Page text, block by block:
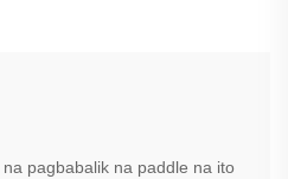
pagbabalik na paddle na ito